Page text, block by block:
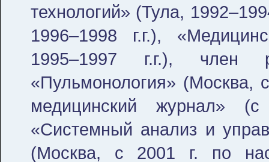
технологий» (Тула,
1996–1998 г.г.),
1995–1997 г.г.), член
«Пульмонология» (Москва,
медицинский журнал»
«Системный анализ и
(Москва, с 2001 г. по